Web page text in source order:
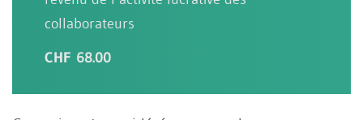
collaborateurs
CHF 68.00